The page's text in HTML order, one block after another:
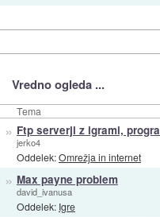
Vredno ogleda ...
Tema
» Ftp serverji z igrami,
jerko4
Oddelek:Omrežja in internet
» Max payne problem
david_ivanusa
Oddelek: Igre